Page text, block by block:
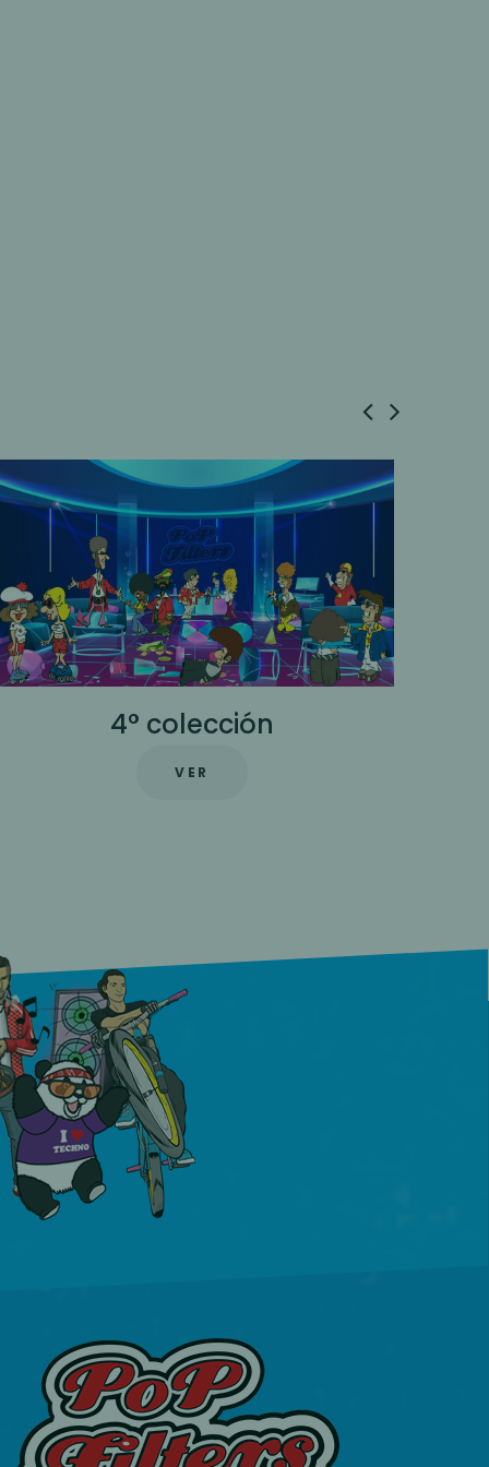
5° colección
VER